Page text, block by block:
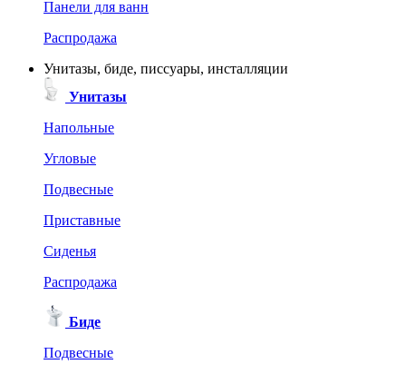
Панели для ванн
Распродажа
Унитазы, биде, писсуары, инсталляции
Унитазы
Напольные
Угловые
Подвесные
Приставные
Сиденья
Распродажа
Биде
Подвесные